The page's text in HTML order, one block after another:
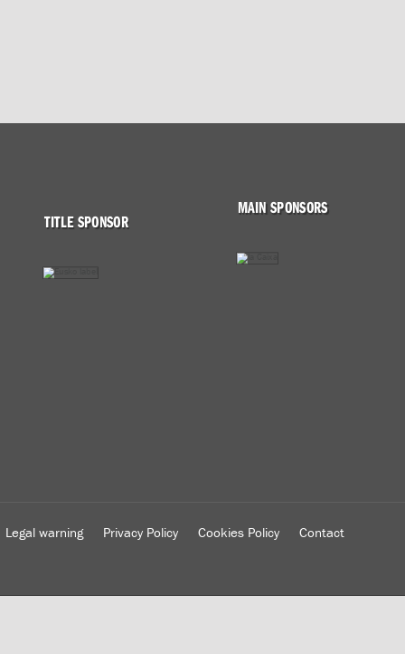
TITLE SPONSOR
MAIN SPONSORS
Legal warning Privacy Policy Cookies Policy Contact